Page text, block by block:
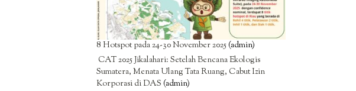
8 Hotspot pada 24-30 November 2025(admin)
CAT 2025 Jikalahari: Setelah Bencana Ekologis
Sumatera, Menata Ulang Tata Ruang, Cabut Izin
Korporasi di DAS (admin)